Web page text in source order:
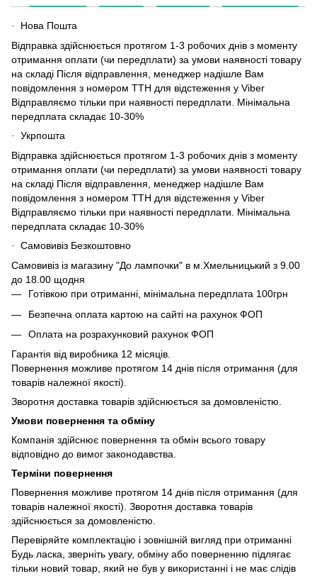
·
Нова Пошта
Відправка здійснюється протягом 1-3 робочих днів з моменту
отримання оплати (чи передплати) за умови наявності товару
на складі Після відправлення, менеджер надішле Вам
повідомлення з номером ТТН для відстеження у Viber
Відправляємо тільки при наявності передплати. Мінімальна
передплата складає 10-30%
·
Укрпошта
Відправка здійснюється протягом 1-3 робочих днів з моменту
отримання оплати (чи передплати) за умови наявності товару
на складі Після відправлення, менеджер надішле Вам
повідомлення з номером ТТН для відстеження у Viber
Відправляємо тільки при наявності передплати. Мінімальна
передплата складає 10-30%
·
Самовивіз Безкоштовно
Самовивіз із магазину "До лампочки" в м.Хмельницький з 9.00
до 18.00 щодня
Готівкою при отриманні, мінімальна передплата 100грн
Безпечна оплата картою на сайті на рахунок ФОП
Оплата на розрахунковий рахунок ФОП
Гарантія від виробника 12 місяців.
Повернення можливе протягом 14 днів після отримання (для
товарів належної якості).
Зворотня доставка товарів здійснюється за домовленістю.
Умови повернення та обміну
Компанія здійснює повернення та обмін всього товару
відповідно до вимог законодавства.
Терміни повернення
Повернення можливе протягом 14 днів після отримання (для
товарів належної якості). Зворотня доставка товарів
здійснюється за домовленістю.
Перевіряйте комплектацію і зовнішній вигляд при отриманні
Будь ласка, зверніть увагу, обміну або поверненню підлягає
тільки новий товар, який не був у використанні і не має слідів